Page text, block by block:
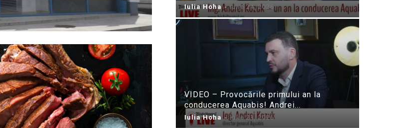
Iulia Hoha - iulie 24, 2026
VIDEO – Provocările primului an la
conducerea Aquabis! Andrei...
Iulia Hoha - iulie 21, 2026